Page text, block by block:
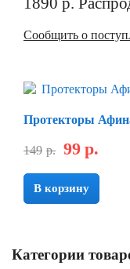
Сообщить о
Протекторы
149 р. 99 р.
В корзину
Категории